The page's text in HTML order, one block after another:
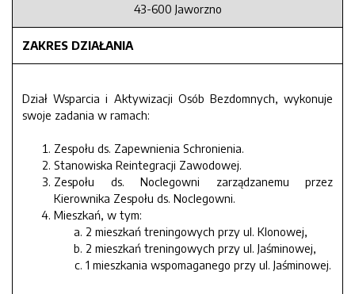
43-600 Jaworzno
ZAKRES DZIAŁANIA
Dział Wsparcia i Aktywizacji Osób Bezdomnych, wykonuje
swoje zadania w ramach:
Zespołu ds. Zapewnienia Schronienia.
Stanowiska Reintegracji Zawodowej.
Zespołu ds. Noclegowni zarządzanemu przez
Kierownika Zespołu ds. Noclegowni.
Mieszkań, w tym:
2 mieszkań treningowych przy ul. Klonowej,
2 mieszkań treningowych przy ul. Jaśminowej,
1 mieszkania wspomaganego przy ul. Jaśminowej.